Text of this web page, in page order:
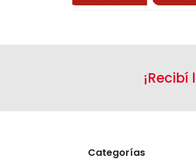
Categorías